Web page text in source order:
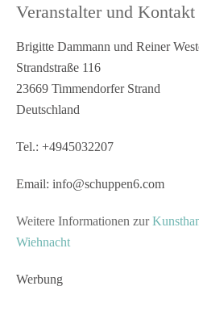
Veranstalter und Kontakt
Brigitte Dammann und Reiner
Strandstraße 116
23669 Timmendorfer Strand
Deutschland
Tel.: +4945032207
Email: info@schuppen6.com
Weitere Informationen zur
Wiehnacht
Werbung